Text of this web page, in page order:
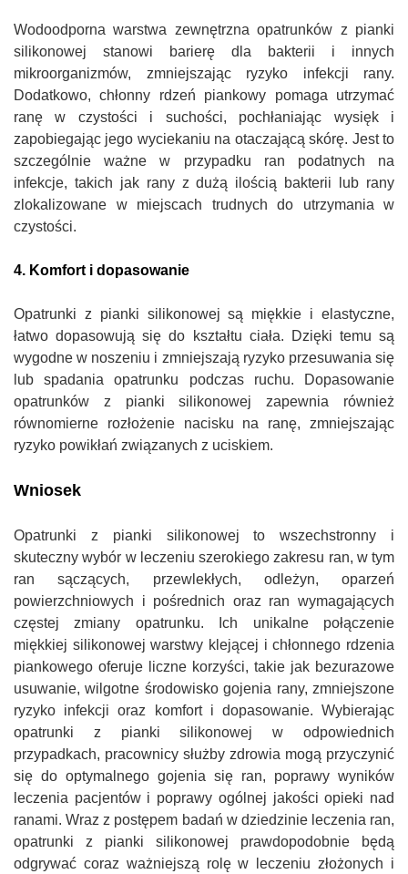
Wodoodporna warstwa zewnętrzna opatrunków z pianki
silikonowej stanowi barierę dla bakterii i innych
mikroorganizmów, zmniejszając ryzyko infekcji rany.
Dodatkowo, chłonny rdzeń piankowy pomaga utrzymać
ranę w czystości i suchości, pochłaniając wysięk i
zapobiegając jego wyciekaniu na otaczającą skórę. Jest to
szczególnie ważne w przypadku ran podatnych na
infekcje, takich jak rany z dużą ilością bakterii lub rany
zlokalizowane w miejscach trudnych do utrzymania w
czystości.
4. Komfort i dopasowanie
Opatrunki z pianki silikonowej są miękkie i elastyczne,
łatwo dopasowują się do kształtu ciała. Dzięki temu są
wygodne w noszeniu i zmniejszają ryzyko przesuwania się
lub spadania opatrunku podczas ruchu. Dopasowanie
opatrunków z pianki silikonowej zapewnia również
równomierne rozłożenie nacisku na ranę, zmniejszając
ryzyko powikłań związanych z uciskiem.
Wniosek
Opatrunki z pianki silikonowej to wszechstronny i
skuteczny wybór w leczeniu szerokiego zakresu ran, w tym
ran sączących, przewlekłych, odleżyn, oparzeń
powierzchniowych i pośrednich oraz ran wymagających
częstej zmiany opatrunku. Ich unikalne połączenie
miękkiej silikonowej warstwy klejącej i chłonnego rdzenia
piankowego oferuje liczne korzyści, takie jak bezurazowe
usuwanie, wilgotne środowisko gojenia rany, zmniejszone
ryzyko infekcji oraz komfort i dopasowanie. Wybierając
opatrunki z pianki silikonowej w odpowiednich
przypadkach, pracownicy służby zdrowia mogą przyczynić
się do optymalnego gojenia się ran, poprawy wyników
leczenia pacjentów i poprawy ogólnej jakości opieki nad
ranami. Wraz z postępem badań w dziedzinie leczenia ran,
opatrunki z pianki silikonowej prawdopodobnie będą
odgrywać coraz ważniejszą rolę w leczeniu złożonych i